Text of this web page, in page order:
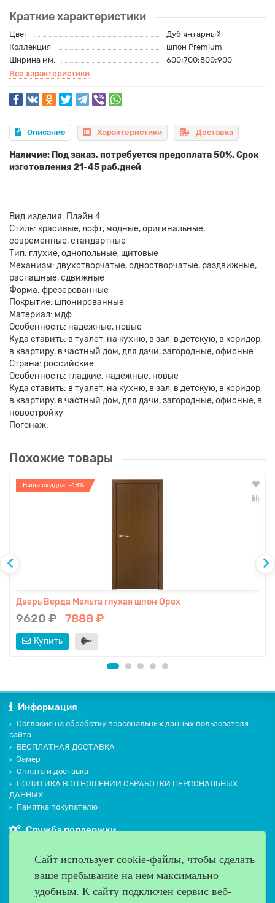
Краткие характеристики
Цвет
Дуб янтарный
Коллекция
шпон Premium
Ширина мм.
600;700;800;900
Все характеристики
Описание Характеристики Доставка
Наличие: Под заказ, потребуется предоплата 50%. Срок
изготовления 21-45 раб.дней
Вид изделия: Плэйн 4
Стиль: красивые, лофт, модные, оригинальные,
современные, стандартные
Тип: глухие, однопольные, щитовые
Механизм: двухстворчатые, одностворчатые, раздвижные,
распашные, сдвижные
Форма: фрезерованные
Покрытие: шпонированные
Материал: мдф
Особенность: надежные, новые
Куда ставить: в туалет, на кухню, в зал, в детскую, в коридор,
в квартиру, в частный дом, для дачи, загородные, офисные
Страна: российские
Особенность: гладкие, надежные, новые
Куда ставить: в туалет, на кухню, в зал, в детскую, в коридор,
в квартиру, в частный дом, для дачи, загородные, офисные, в
новостройку
Погонаж:
Похожие товары
Ваша скидка: -18%
Дверь Верда Мальта глухая шпон Орех
9620 ₽ 7888 ₽
Купить
Информация
Согласие на обработку персональных данных пользователя
сайта
БЕСПЛАТНАЯ ДОСТАВКА
Замер
Оплата и доставка
ПОЛИТИКА В ОТНОШЕНИИ ОБРАБОТКИ ПЕРСОНАЛЬНЫХ
ДАННЫХ
Памятка покупателю
Служба поддержки
Производители
Дополнительно
Наш адрес
Сайт использует cookie-файлы, чтобы сделать
ваше пребывание на нем максимально
удобным. К cайту подключен сервис веб-